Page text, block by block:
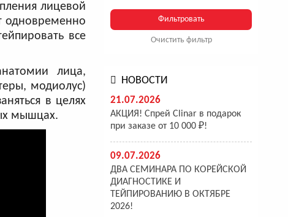
лицевой
одновременно
все
лица,
модиолус)
в целях
мышцах.
Очистить фильтр
НОВОСТИ
21.07.2026
АКЦИЯ! Спрей Clinar в подарок
при заказе от 10 000 ₽!
09.07.2026
ДВА СЕМИНАРА ПО КОРЕЙСКОЙ
ДИАГНОСТИКЕ И
ТЕЙПИРОВАНИЮ В ОКТЯБРЕ
2026!